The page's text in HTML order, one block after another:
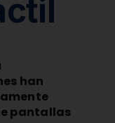
han
pantallas